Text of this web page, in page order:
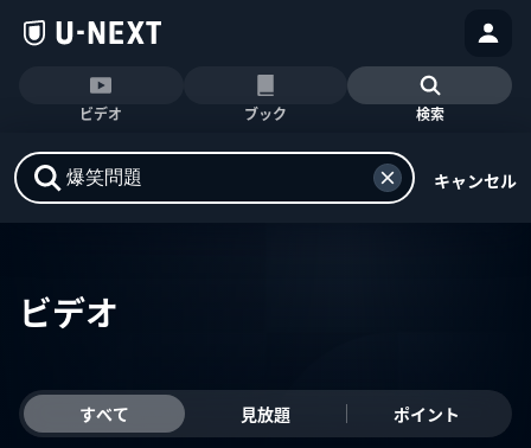
ビデオ ブック 検索
キャンセル
ビデオ
すべて 見放題 ポイント